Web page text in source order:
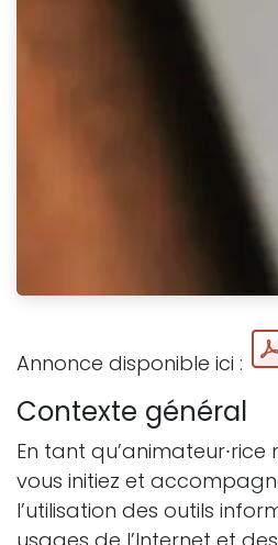
Annonce disponible ici :
Contexte général
En tant qu’animateur∙rice
vous initiez et
l’utilisation des outils